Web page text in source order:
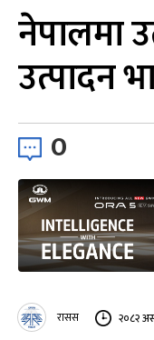
नेपालमा
उत्पादन
0
रासस २०८२